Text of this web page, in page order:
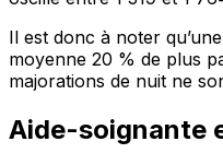
Il est donc à noter
moyenne 20 % de plus
majorations de nuit ne
Aide-soignante